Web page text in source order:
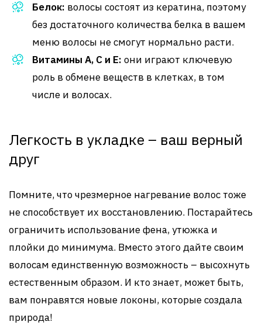
Белок: волосы состоят из кератина, поэтому
без достаточного количества белка в вашем
меню волосы не смогут нормально расти.
Витамины А, С и E: они играют ключевую
роль в обмене веществ в клетках, в том
числе и волосах.
Легкость в укладке – ваш верный
друг
Помните, что чрезмерное нагревание волос тоже
не способствует их восстановлению. Постарайтесь
ограничить использование фена, утюжка и
плойки до минимума. Вместо этого дайте своим
волосам единственную возможность – высохнуть
естественным образом. И кто знает, может быть,
вам понравятся новые локоны, которые создала
природа!